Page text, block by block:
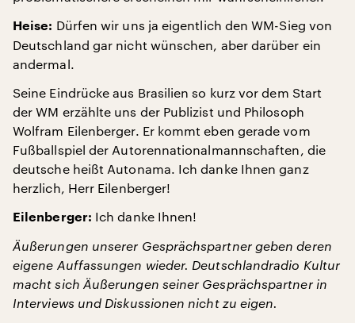
Heise: Dürfen wir uns ja eigentlich den WM-Sieg von
Deutschland gar nicht wünschen, aber darüber ein
andermal.
Seine Eindrücke aus Brasilien so kurz vor dem Start
der WM erzählte uns der Publizist und Philosoph
Wolfram Eilenberger. Er kommt eben gerade vom
Fußballspiel der Autorennationalmannschaften, die
deutsche heißt Autonama. Ich danke Ihnen ganz
herzlich, Herr Eilenberger!
Eilenberger: Ich danke Ihnen!
Äußerungen unserer Gesprächspartner geben deren
eigene Auffassungen wieder. Deutschlandradio Kultur
macht sich Äußerungen seiner Gesprächspartner in
Interviews und Diskussionen nicht zu eigen.